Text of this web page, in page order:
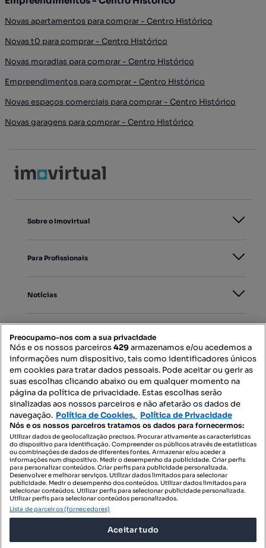
Novas apartamentos para comprar - Centro Histórico
Novas t0 para comprar - Centro Histórico
Novas moradias para comprar - Centro Histórico
Empreendimentos para comprar - Centro Histórico
Novas espaços comerciais para comprar - Centro Histórico
Novas garagens para comprar - Centro Histórico
Sobre o Imovirtual
Para Profissionais
Notícias
Mapa do Site
Contacte-nos
SIGA-NOS:
DESCARREGAR NA:
Preocupamo-nos com a sua privacidade
Nós e os nossos parceiros429armazenamos e/ou acedemos a
informações num dispositivo, tais como identificadores únicos
em cookies para tratar dados pessoais. Pode aceitar ou gerir as
suas escolhas clicando abaixo ou em qualquer momento na
página da política de privacidade. Estas escolhas serão
sinalizadas aos nossos parceiros e não afetarão os dados de
navegação. Política de Cookies, Política de Privacidade
Nós e os nossos parceiros tratamos os dados para fornecermos:
Utilizar dados de geolocalização precisos. Procurar ativamente as características
do dispositivo para identificação. Compreender os públicos através de estatísticas
ou combinações de dados de diferentes fontes. Armazenar e/ou aceder a
informações num dispositivo. Medir o desempenho da publicidade. Criar perfis
para personalizar conteúdos. Criar perfis para publicidade personalizada.
Desenvolver e melhorar serviços. Utilizar dados limitados para selecionar
publicidade. Medir o desempenho dos conteúdos. Utilizar dados limitados para
selecionar conteúdos. Utilizar perfis para selecionar publicidade personalizada.
Utilizar perfis para selecionar conteúdos personalizados.
Lista de parceiros (fornecedores)
Aceitar tudo